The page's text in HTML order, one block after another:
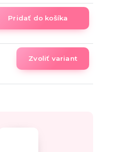
Pridať do košíka
Zvoliť variant